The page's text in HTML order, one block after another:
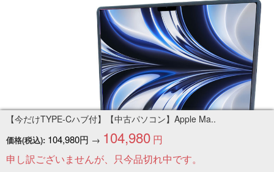
【今だけTYPE-Cハブ付】【中古パソコン】Apple Ma..
価格(税込): 104,980円 → 104,980 円
申し訳ございませんが、只今品切れ中です。